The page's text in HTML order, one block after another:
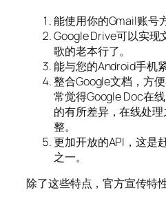
能使用你的Gmail账号
Google Drive可以实现
歌的老本行了。
能与您的Android手机
整合Google文档，方
常觉得Google Doc在
的有所差异，在线处
整。
更加开放的API，这是
之一。
除了这些特点，官方宣传特